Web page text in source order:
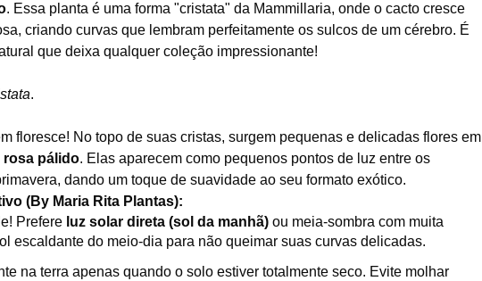
. Essa planta é uma forma "cristata" da Mammillaria, onde o cacto cresce
criando curvas que lembram perfeitamente os sulcos de um cérebro. É
que deixa qualquer coleção impressionante!
.
floresce! No topo de suas cristas, surgem pequenas e delicadas flores em
rosa pálido. Elas aparecem como pequenos pontos de luz entre os
dando um toque de suavidade ao seu formato exótico.
(By Maria Rita Plantas):
Prefere luz solar direta (sol da manhã) ou meia-sombra com muita
escaldante do meio-dia para não queimar suas curvas delicadas.
na terra apenas quando o solo estiver totalmente seco. Evite molhar